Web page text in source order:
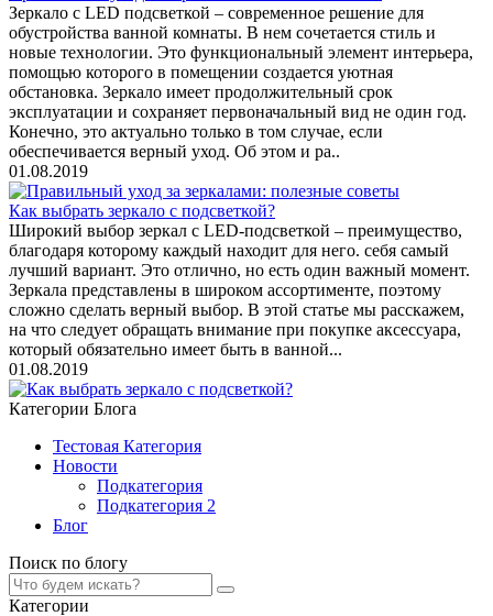
Зеркало с LED подсветкой – современное решение для
обустройства ванной комнаты. В нем сочетается стиль и
новые технологии. Это функциональный элемент интерьера,
помощью которого в помещении создается уютная
обстановка. Зеркало имеет продолжительный срок
эксплуатации и сохраняет первоначальный вид не один год.
Конечно, это актуально только в том случае, если
обеспечивается верный уход. Об этом и ра..
01.08.2019
Как выбрать зеркало с подсветкой?
Широкий выбор зеркал с LED-подсветкой – преимущество,
благодаря которому каждый находит для него. себя самый
лучший вариант. Это отлично, но есть один важный момент.
Зеркала представлены в широком ассортименте, поэтому
сложно сделать верный выбор. В этой статье мы расскажем,
на что следует обращать внимание при покупке аксессуара,
который обязательно имеет быть в ванной...
01.08.2019
Категории Блога
Тестовая Категория
Новости
Подкатегория
Подкатегория 2
Блог
Поиск по блогу
Категории